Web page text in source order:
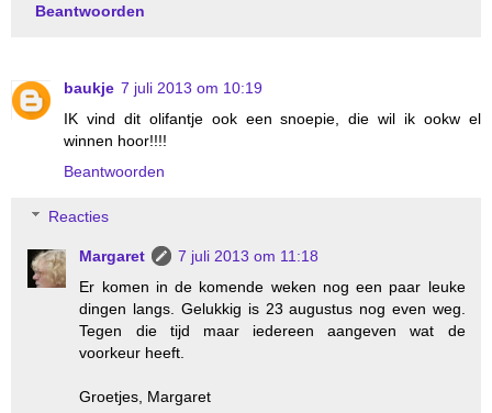
Beantwoorden
baukje 7 juli 2013 om 10:19
IK vind dit olifantje ook een snoepie, die wil ik ookw el
winnen hoor!!!!
Beantwoorden
Reacties
Margaret
7 juli 2013 om 11:18
Er komen in de komende weken nog een paar leuke
dingen langs. Gelukkig is 23 augustus nog even weg.
Tegen die tijd maar iedereen aangeven wat de
voorkeur heeft.
Groetjes, Margaret